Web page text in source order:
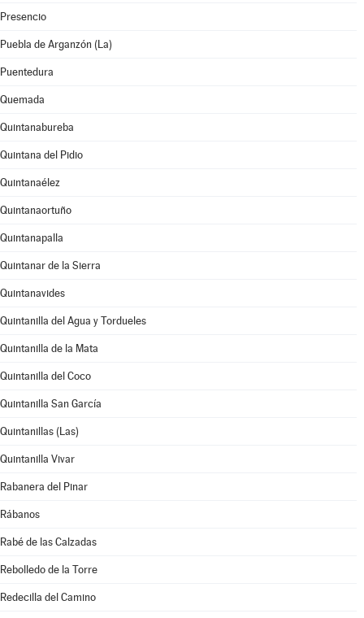
Presencio
Puebla de Arganzón (La)
Puentedura
Quemada
Quintanabureba
Quintana del Pidio
Quintanaélez
Quintanaortuño
Quintanapalla
Quintanar de la Sierra
Quintanavides
Quintanilla del Agua y Tordueles
Quintanilla de la Mata
Quintanilla del Coco
Quintanilla San García
Quintanillas (Las)
Quintanilla Vivar
Rabanera del Pinar
Rábanos
Rabé de las Calzadas
Rebolledo de la Torre
Redecilla del Camino